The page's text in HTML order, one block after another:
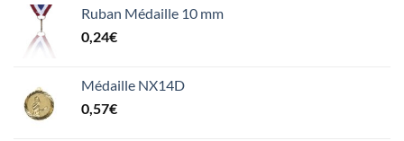
Ruban Médaille 10 mm
0,24€
Médaille NX14D
0,57€